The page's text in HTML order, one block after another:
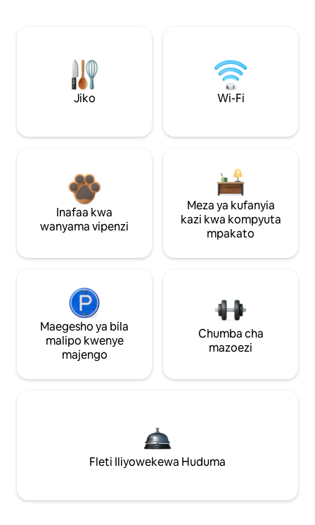
Jiko Wi-Fi
Inafaa kwa
wanyama vipenzi
Meza ya kufanyia
kazi kwa kompyuta
mpakato
Maegesho ya bila
malipo kwenye
majengo
Chumba cha
mazoezi
Fleti Iliyowekewa Huduma